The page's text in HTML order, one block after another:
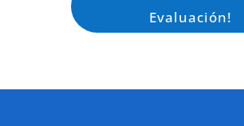
Evaluación!